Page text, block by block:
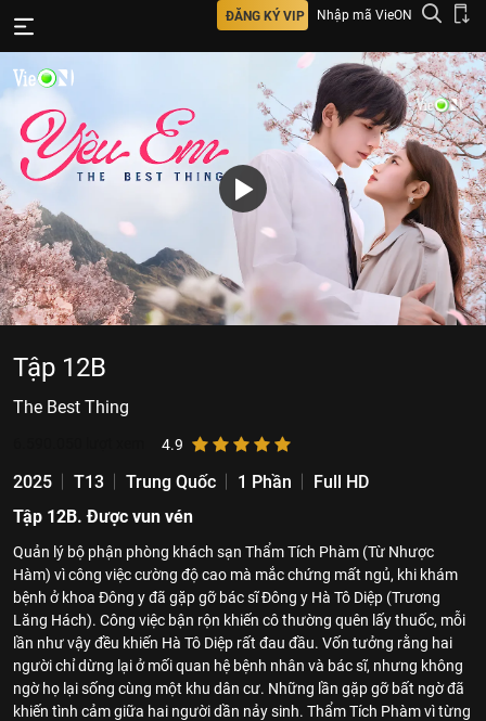
ĐĂNG KÝ VIP Nhập mã VieON
Tập 12B
The Best Thing
4.9
2025 T13 Trung Quốc 1 Phần
Full HD
Tập 12B. Được vun vén
Quản lý bộ phận phòng khách sạn Thẩm Tích Phàm (Từ Nhược
Hàm) vì công việc cường độ cao mà mắc chứng mất ngủ, khi khám
bệnh ở khoa Đông y đã gặp gỡ bác sĩ Đông y Hà Tô Diệp (Trương
Lăng Hách). Công việc bận rộn khiến cô thường quên lấy thuốc, mỗi
lần như vậy đều khiến Hà Tô Diệp rất đau đầu. Vốn tưởng rằng hai
người chỉ dừng lại ở mối quan hệ bệnh nhân và bác sĩ, nhưng không
ngờ họ lại sống cùng một khu dân cư. Những lần gặp gỡ bất ngờ đã
khiến tình cảm giữa hai người dần nảy sinh. Thẩm Tích Phàm vì từng